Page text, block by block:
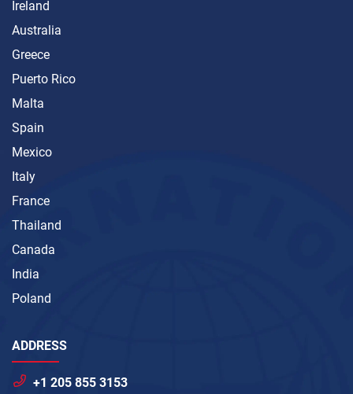
Ireland
Australia
Greece
Puerto Rico
Malta
Spain
Mexico
Italy
France
Thailand
Canada
India
Poland
ADDRESS
+1 205 855 3153